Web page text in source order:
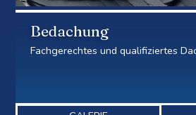
Bedachung
Fachgerechtes und qualifiziertes